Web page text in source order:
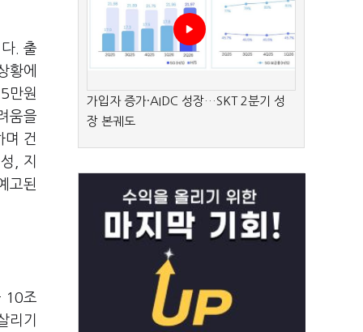
. 출
황에
만원
움을
며 건
, 지
고된
10조
리기
가입자 증가·AIDC 성장…SKT 2분기 성
장 본궤도